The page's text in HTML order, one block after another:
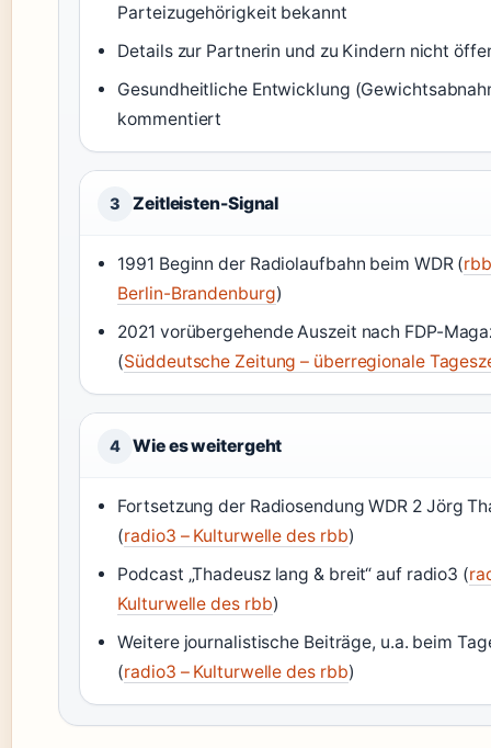
Parteizugehörigkeit bekannt
Details zur Partnerin und zu Kindern nicht
Gesundheitliche Entwicklung
kommentiert
3 Zeitleisten-Signal
1991 Beginn der Radiolaufbahn beim WDR (
Berlin-Brandenburg)
2021 vorübergehende Auszeit nach FDP-
(Süddeutsche Zeitung – überregionale
4 Wie es weitergeht
Fortsetzung der Radiosendung WDR 2 Jörg
(radio3 – Kulturwelle des rbb)
Podcast „Thadeusz lang & breit“ auf radio3 (
Kulturwelle des rbb)
Weitere journalistische Beiträge, u.a. beim
(radio3 – Kulturwelle des rbb)